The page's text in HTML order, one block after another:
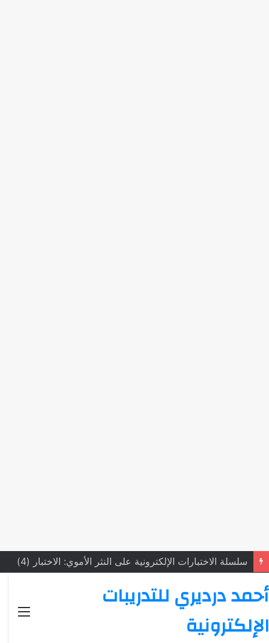
سلسلة الاختبارات الإلكترونية على النثر الأموي: الاختبار (4)
أحمد درديري للتدريبات
الإلكترونية